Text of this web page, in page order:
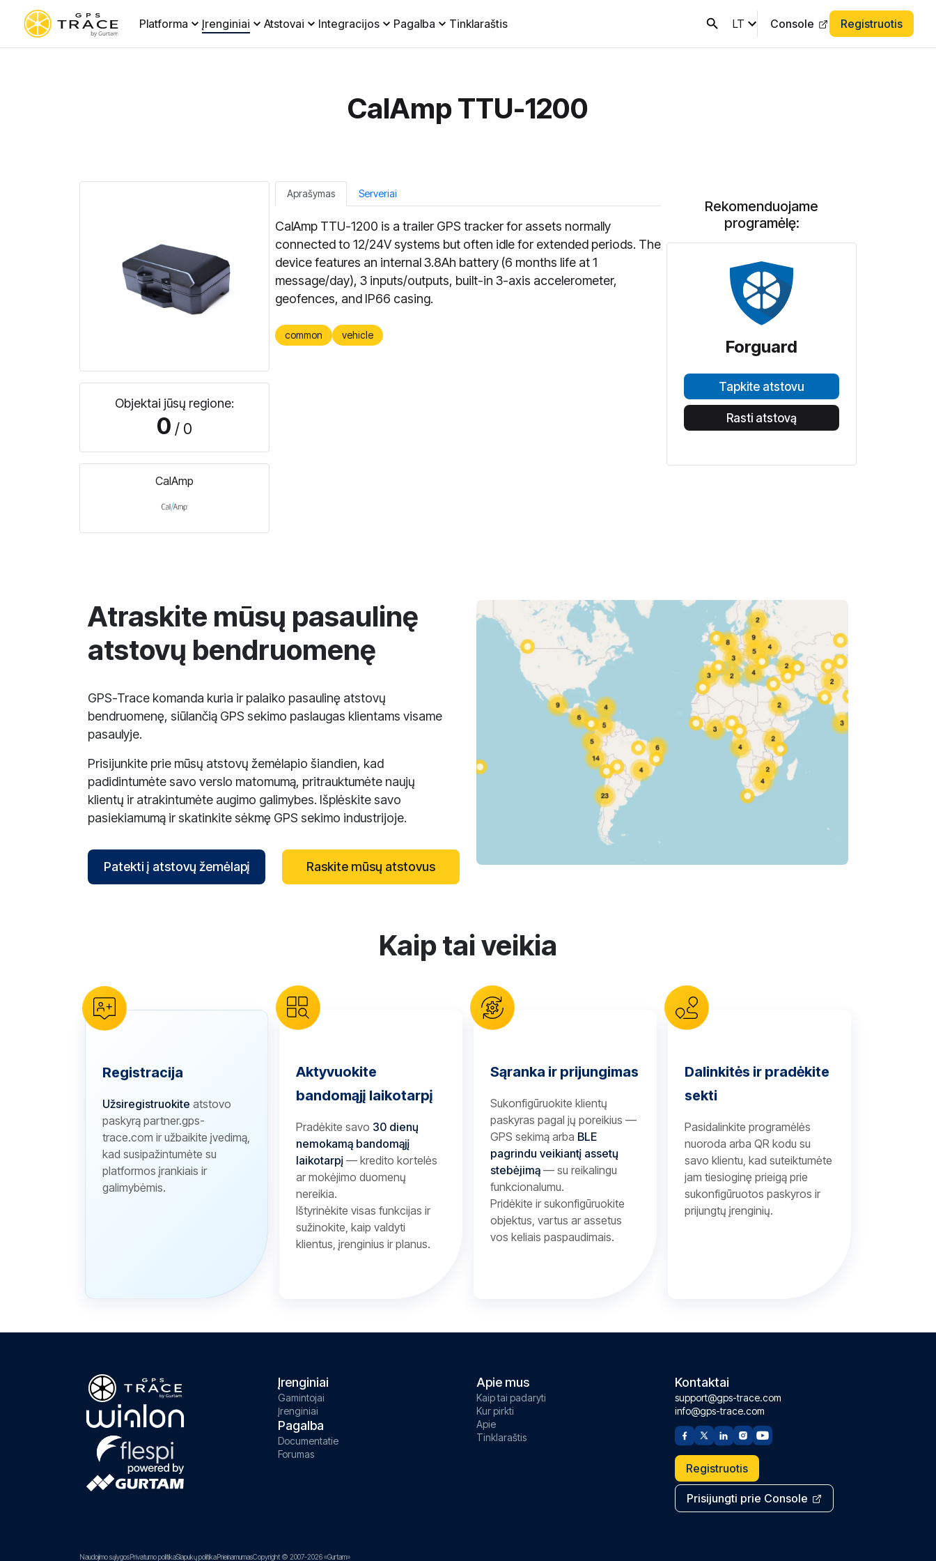
Platforma Įrenginiai Atstovai Integracijos Pagalba Tinklaraštis LT Console Registruotis
CalAmp TTU-1200
Objektai jūsų regione:
0 / 0
CalAmp
Aprašymas Serveriai
CalAmp TTU-1200 is a trailer GPS tracker for assets normally
connected to 12/24V systems but often idle for extended periods. The
device features an internal 3.8Ah battery (6 months life at 1
message/day), 3 inputs/outputs, built-in 3-axis accelerometer,
geofences, and IP66 casing.
common vehicle
Rekomenduojame
programėlę:
Forguard
Tapkite atstovu
Rasti atstovą
Atraskite mūsų pasaulinę
atstovų bendruomenę
GPS-Trace komanda kuria ir palaiko pasaulinę atstovų
bendruomenę, siūlančią GPS sekimo paslaugas klientams visame
pasaulyje.
Prisijunkite prie mūsų atstovų žemėlapio šiandien, kad
padidintumėte savo verslo matomumą, pritrauktumėte naujų
klientų ir atrakintumėte augimo galimybes. Išplėskite savo
pasiekiamumą ir skatinkite sėkmę GPS sekimo industrijoje.
Patekti į atstovų žemėlapį Raskite mūsų atstovus
Kaip tai veikia
Registracija
Užsiregistruokite atstovo
paskyrą partner.gps-
trace.com ir užbaikite įvedimą,
kad susipažintumėte su
platformos įrankiais ir
galimybėmis.
Aktyvuokite
bandomąjį laikotarpį
Pradėkite savo 30 dienų
nemokamą bandomąjį
laikotarpį — kredito kortelės
ar mokėjimo duomenų
nereikia.
Ištyrinėkite visas funkcijas ir
sužinokite, kaip valdyti
klientus, įrenginius ir planus.
Sąranka ir prijungimas
Sukonfigūruokite klientų
paskyras pagal jų poreikius —
GPS sekimą arba BLE
pagrindu veikiantį assetų
stebėjimą — su reikalingu
funkcionalumu.
Pridėkite ir sukonfigūruokite
objektus, vartus ar assetus
vos keliais paspaudimais.
Dalinkitės ir pradėkite
sekti
Pasidalinkite programėlės
nuoroda arba QR kodu su
savo klientu, kad suteiktumėte
jam tiesioginę prieigą prie
sukonfigūruotos paskyros ir
prijungtų įrenginių.
Įrenginiai
Gamintojai
Įrenginiai
Pagalba
Documentatie
Forumas
Apie mus
Kaip tai padaryti
Kur pirkti
Apie
Tinklaraštis
Kontaktai
support@gps-trace.com
info@gps-trace.com
Registruotis
Prisijungti prie Console
Naudojimo sąlygosPrivatumo politikaSlapukų politikaPrieinamumasCopyright © 2007-2026 «Gurtam»